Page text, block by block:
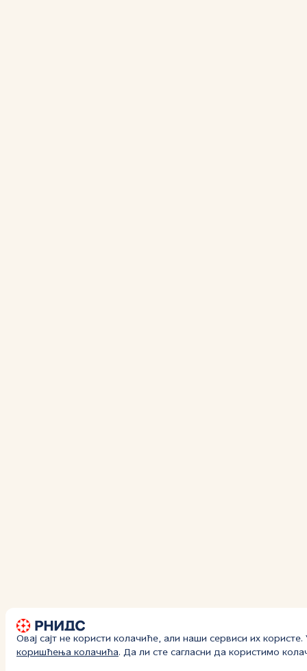
Овај сајт не користи колачиће, али наши сервиси их
коришћења колачића. Да ли сте сагласни да користимо